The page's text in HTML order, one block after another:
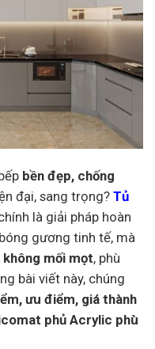
bền đẹp, chống
đại, sang trọng? Tủ
là giải pháp hoàn
gương tinh tế, mà
mối mọt, phù
bài viết này, chúng
ưu điểm, giá thành
phủ Acrylic phù